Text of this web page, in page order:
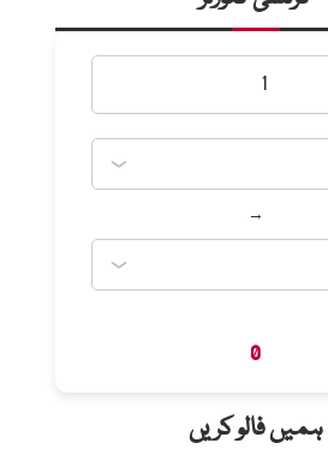
→
0
ہمیں فالو کریں